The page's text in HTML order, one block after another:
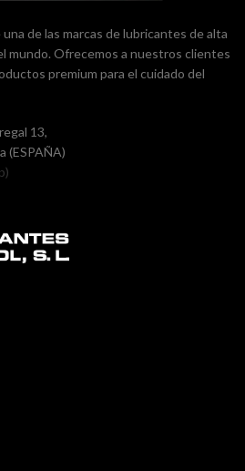
de las marcas de lubricantes de alta
mundo. Ofrecemos a nuestros clientes
premium para el cuidado del
13,
(ESPAÑA)